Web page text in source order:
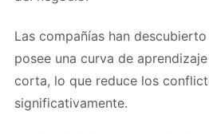
Las compañías han
posee una curva de
corta, lo que reduce los
significativamente.